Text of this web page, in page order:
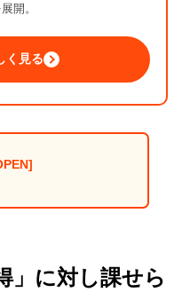
開。
く見る
」に対し課せら